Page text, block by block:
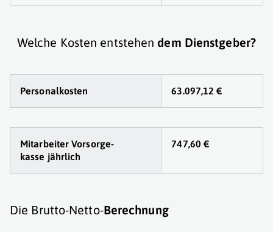
Welche Kosten entstehen dem Dienstgeber?
Personalkosten 63.097,12 €
Mitarbeiter Vorsorge-
kasse jährlich
747,60 €
Die Brutto-Netto-Berechnung